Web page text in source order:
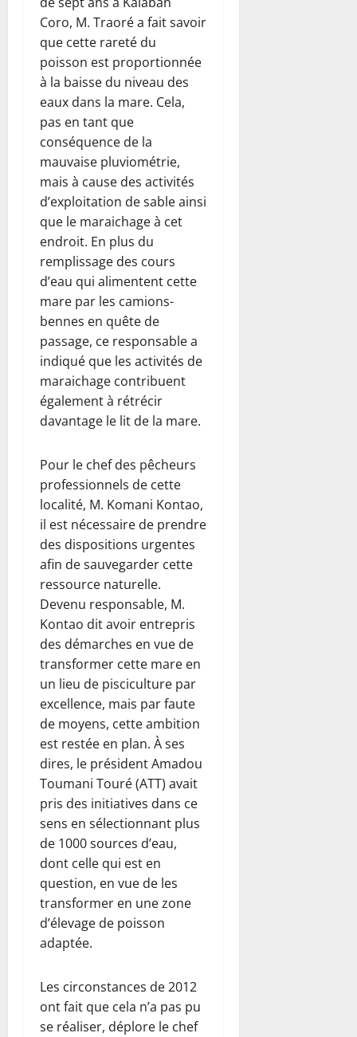
Coro, M. Traoré a fait savoir
que cette rareté du
poisson est proportionnée
à la baisse du niveau des
eaux dans la mare. Cela,
pas en tant que
conséquence de la
mauvaise pluviométrie,
mais à cause des activités
d’exploitation de sable ainsi
que le maraichage à cet
endroit. En plus du
remplissage des cours
d’eau qui alimentent cette
mare par les camions-
bennes en quête de
passage, ce responsable a
indiqué que les activités de
maraichage contribuent
également à rétrécir
davantage le lit de la mare.
Pour le chef des pêcheurs
professionnels de cette
localité, M. Komani Kontao,
il est nécessaire de prendre
des dispositions urgentes
afin de sauvegarder cette
ressource naturelle.
Devenu responsable, M.
Kontao dit avoir entrepris
des démarches en vue de
transformer cette mare en
un lieu de pisciculture par
excellence, mais par faute
de moyens, cette ambition
est restée en plan. À ses
dires, le président Amadou
Toumani Touré (ATT) avait
pris des initiatives dans ce
sens en sélectionnant plus
de 1000 sources d’eau,
dont celle qui est en
question, en vue de les
transformer en une zone
d’élevage de poisson
adaptée.
Les circonstances de 2012
ont fait que cela n’a pas pu
se réaliser, déplore le chef